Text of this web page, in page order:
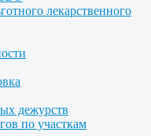
лекарственного
дежурств
по участкам